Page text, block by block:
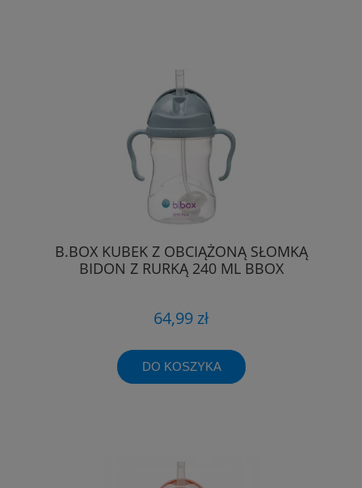
B.BOX KUBEK Z OBCIĄŻONĄ SŁOMKĄ
BIDON Z RURKĄ 240 ML BBOX
64,99 zł
DO KOSZYKA